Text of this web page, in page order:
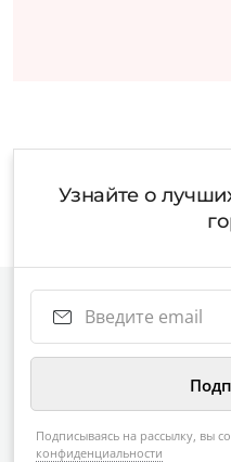
Узнайте о
Подписываясь на рассылку, вы
конфиденциальности